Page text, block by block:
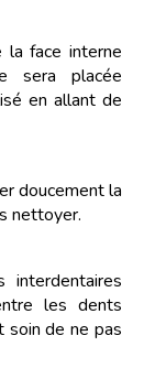
la face interne
sera placée
en allant de
doucement la
nettoyer.
les dents
soin de ne pas